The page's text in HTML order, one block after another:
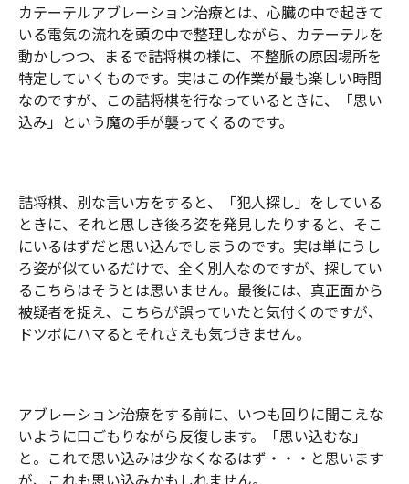
カテーテルアブレーション治療とは、心臓の中で起きて
いる電気の流れを頭の中で整理しながら、カテーテルを
動かしつつ、まるで詰将棋の様に、 不整脈の原因場所を
特定していくものです。実はこの作業が最も楽しい時間
なのですが、 この詰将棋を行なっているときに、「思い
込み」という魔の手が襲ってくるのです。
詰将棋、別な言い方をすると、「犯人探し」をしている
ときに、それと思しき後ろ姿を発見したりすると、そこ
にいるはずだと思い込んでしまうのです。実は単にうし
ろ姿が似ているだけで、全く別人なのですが、探してい
るこちらはそうとは思いません。最後には、真正面から
被疑者を捉え、こちらが誤っていたと気付くのですが、
ドツボにハマるとそれさえも気づきません。
アブレーション治療をする前に、いつも回りに聞こえな
いように口ごもりながら反復します。「思い込むな」
と。これで思い込みは少なくなるはず・・・と思います